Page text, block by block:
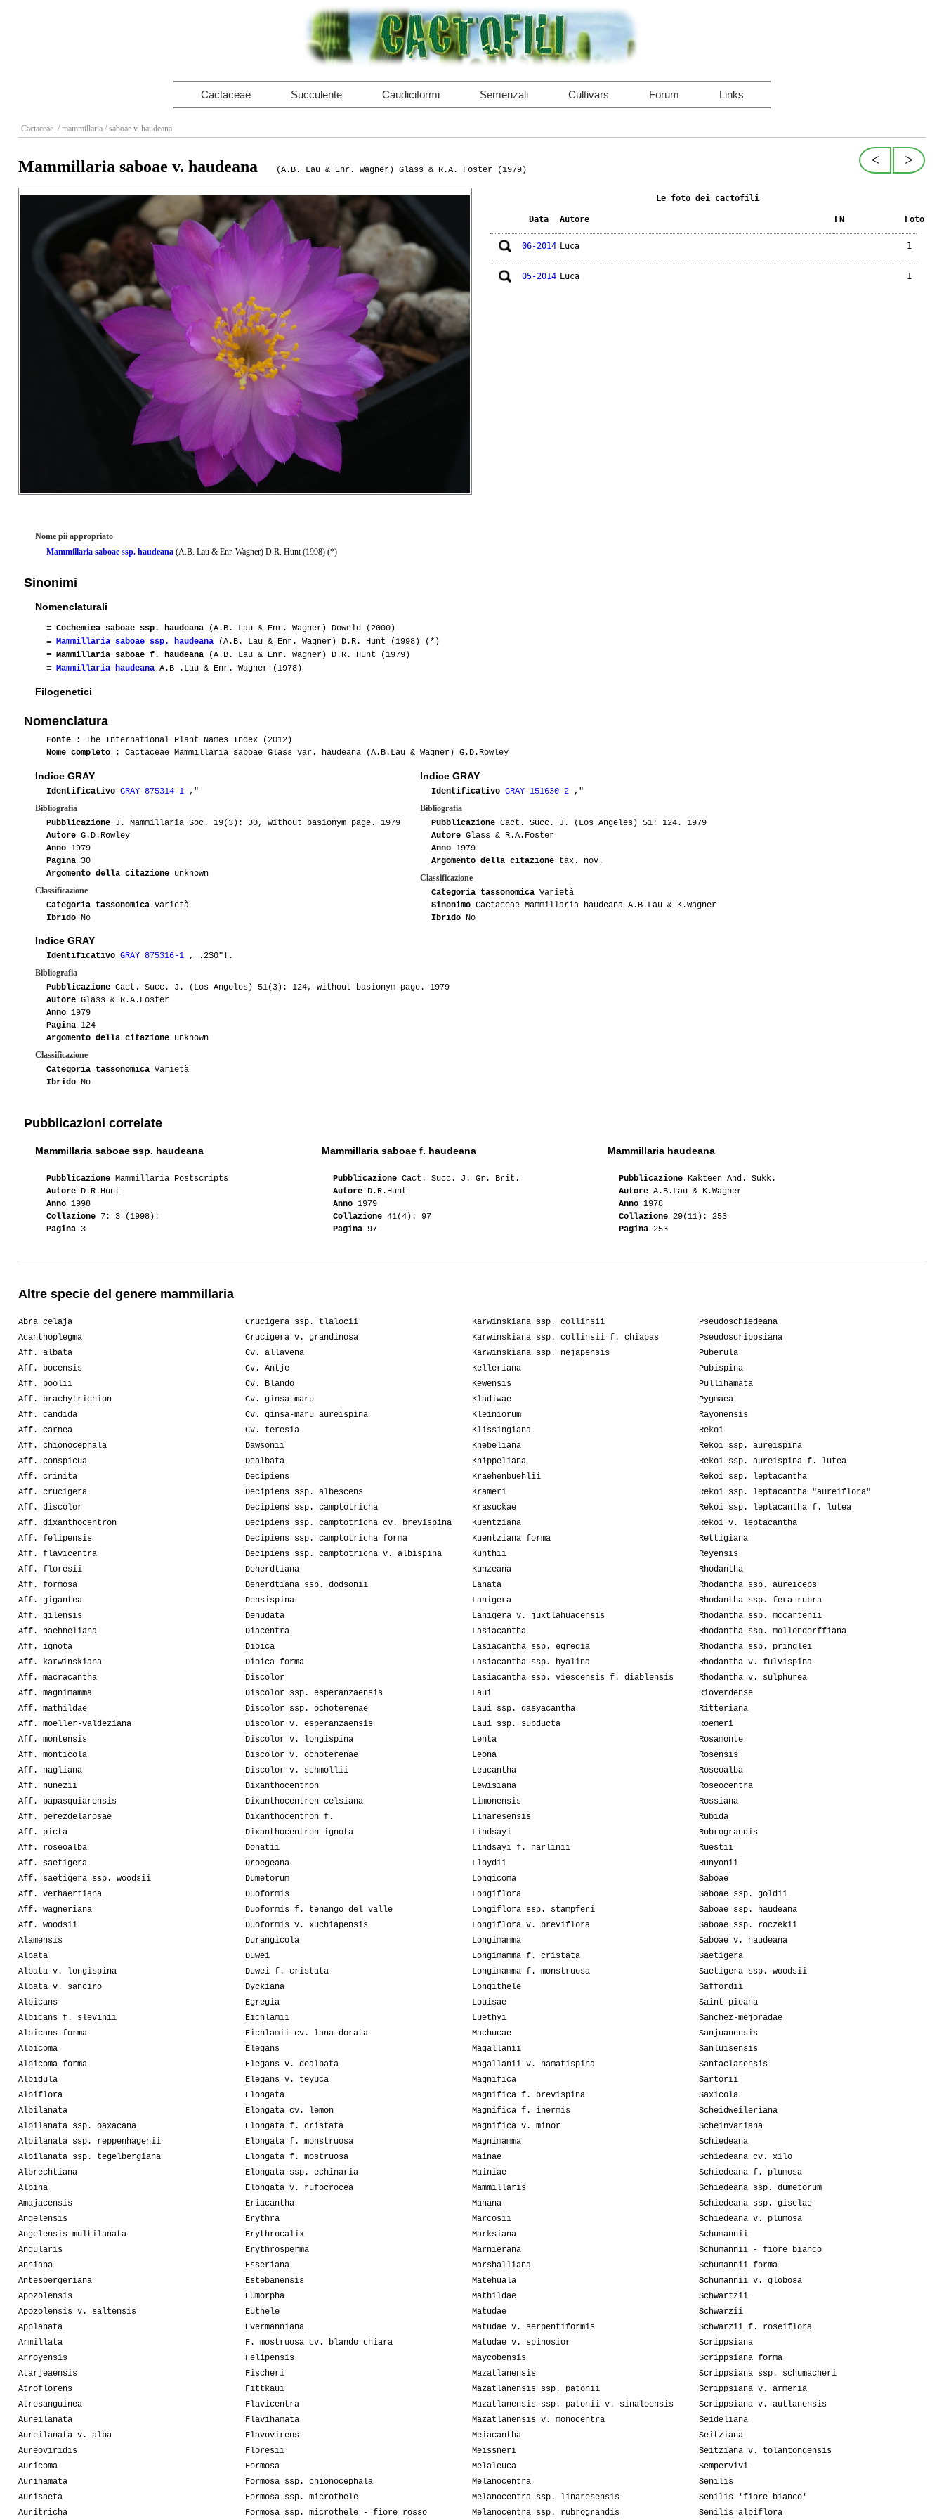
Cactaceae Succulente Caudiciformi Semenzali Cultivars Forum Links
Cactaceae / mammillaria / saboae v. haudeana
>
<
Mammillaria saboae v. haudeana (A.B. Lau & Enr. Wagner) Glass & R.A. Foster (1979)
Le foto dei cactofili
Data Autore FN Foto
06-2014 Luca 1
05-2014 Luca 1
Nome piì appropriato
Mammillaria saboae ssp. haudeana (A.B. Lau & Enr. Wagner) D.R. Hunt (1998) (*)
Sinonimi
Nomenclaturali
≡ Cochemiea saboae ssp. haudeana (A.B. Lau & Enr. Wagner) Doweld (2000)
≡ Mammillaria saboae ssp. haudeana (A.B. Lau & Enr. Wagner) D.R. Hunt (1998) (*)
≡ Mammillaria saboae f. haudeana (A.B. Lau & Enr. Wagner) D.R. Hunt (1979)
≡ Mammillaria haudeana A.B .Lau & Enr. Wagner (1978)
Filogenetici
Nomenclatura
Fonte : The International Plant Names Index (2012)
Nome completo : Cactaceae Mammillaria saboae Glass var. haudeana (A.B.Lau & Wagner) G.D.Rowley
Indice GRAY
Identificativo GRAY 875314-1 ,"
Bibliografia
Pubblicazione J. Mammillaria Soc. 19(3): 30, without basionym page. 1979
Autore G.D.Rowley
Anno 1979
Pagina 30
Argomento della citazione unknown
Classificazione
Categoria tassonomica Varietà
Ibrido No
Indice GRAY
Identificativo GRAY 151630-2 ,"
Bibliografia
Pubblicazione Cact. Succ. J. (Los Angeles) 51: 124. 1979
Autore Glass & R.A.Foster
Anno 1979
Argomento della citazione tax. nov.
Classificazione
Categoria tassonomica Varietà
Sinonimo Cactaceae Mammillaria haudeana A.B.Lau & K.Wagner
Ibrido No
Indice GRAY
Identificativo GRAY 875316-1 , .2$0"!.
Bibliografia
Pubblicazione Cact. Succ. J. (Los Angeles) 51(3): 124, without basionym page. 1979
Autore Glass & R.A.Foster
Anno 1979
Pagina 124
Argomento della citazione unknown
Classificazione
Categoria tassonomica Varietà
Ibrido No
Pubblicazioni correlate
Mammillaria saboae ssp. haudeana
Pubblicazione Mammillaria Postscripts
Autore D.R.Hunt
Anno 1998
Collazione 7: 3 (1998):
Pagina 3
Mammillaria saboae f. haudeana
PubblicazioneCact. Succ. J. Gr. Brit.
AutoreD.R.Hunt
Anno1979
Collazione41(4): 97
Pagina97
Mammillaria haudeana
Pubblicazione Kakteen And. Sukk.
Autore A.B.Lau & K.Wagner
Anno 1978
Collazione 29(11): 253
Pagina 253
Altre specie del genere mammillaria
Abra celaja
Acanthoplegma
Aff. albata
Aff. bocensis
Aff. boolii
Aff. brachytrichion
Aff. candida
Aff. carnea
Aff. chionocephala
Aff. conspicua
Aff. crinita
Aff. crucigera
Aff. discolor
Aff. dixanthocentron
Aff. felipensis
Aff. flavicentra
Aff. floresii
Aff. formosa
Aff. gigantea
Aff. gilensis
Aff. haehneliana
Aff. ignota
Aff. karwinskiana
Aff. macracantha
Aff. magnimamma
Aff. mathildae
Aff. moeller-valdeziana
Aff. montensis
Aff. monticola
Aff. nagliana
Aff. nunezii
Aff. papasquiarensis
Aff. perezdelarosae
Aff. picta
Aff. roseoalba
Aff. saetigera
Aff. saetigera ssp. woodsii
Aff. verhaertiana
Aff. wagneriana
Aff. woodsii
Alamensis
Albata
Albata v. longispina
Albata v. sanciro
Albicans
Albicans f. slevinii
Albicans forma
Albicoma
Albicoma forma
Albidula
Albiflora
Albilanata
Albilanata ssp. oaxacana
Albilanata ssp. reppenhagenii
Albilanata ssp. tegelbergiana
Albrechtiana
Alpina
Amajacensis
Angelensis
Angelensis multilanata
Angularis
Anniana
Antesbergeriana
Apozolensis
Apozolensis v. saltensis
Applanata
Armillata
Arroyensis
Atarjeaensis
Atroflorens
Atrosanguinea
Aureilanata
Aureilanata v. alba
Aureoviridis
Auricoma
Aurihamata
Aurisaeta
Auritricha
Crucigera ssp. tlalocii
Crucigera v. grandinosa
Cv. allavena
Cv. Antje
Cv. Blando
Cv. ginsa-maru
Cv. ginsa-maru aureispina
Cv. teresia
Dawsonii
Dealbata
Decipiens
Decipiens ssp. albescens
Decipiens ssp. camptotricha
Decipiens ssp. camptotricha cv. brevispina
Decipiens ssp. camptotricha forma
Decipiens ssp. camptotricha v. albispina
Deherdtiana
Deherdtiana ssp. dodsonii
Densispina
Denudata
Diacentra
Dioica
Dioica forma
Discolor
Discolor ssp. esperanzaensis
Discolor ssp. ochoterenae
Discolor v. esperanzaensis
Discolor v. longispina
Discolor v. ochoterenae
Discolor v. schmollii
Dixanthocentron
Dixanthocentron celsiana
Dixanthocentron f.
Dixanthocentron-ignota
Donatii
Droegeana
Dumetorum
Duoformis
Duoformis f. tenango del valle
Duoformis v. xuchiapensis
Durangicola
Duwei
Duwei f. cristata
Dyckiana
Egregia
Eichlamii
Eichlamii cv. lana dorata
Elegans
Elegans v. dealbata
Elegans v. teyuca
Elongata
Elongata cv. lemon
Elongata f. cristata
Elongata f. monstruosa
Elongata f. mostruosa
Elongata ssp. echinaria
Elongata v. rufocrocea
Eriacantha
Erythra
Erythrocalix
Erythrosperma
Esseriana
Estebanensis
Eumorpha
Euthele
Evermanniana
F. mostruosa cv. blando chiara
Felipensis
Fischeri
Fittkaui
Flavicentra
Flavihamata
Flavovirens
Floresii
Formosa
Formosa ssp. chionocephala
Formosa ssp. microthele
Formosa ssp. microthele - fiore rosso
Karwinskiana ssp. collinsii
Karwinskiana ssp. collinsii f. chiapas
Karwinskiana ssp. nejapensis
Kelleriana
Kewensis
Kladiwae
Kleiniorum
Klissingiana
Knebeliana
Knippeliana
Kraehenbuehlii
Krameri
Krasuckae
Kuentziana
Kuentziana forma
Kunthii
Kunzeana
Lanata
Lanigera
Lanigera v. juxtlahuacensis
Lasiacantha
Lasiacantha ssp. egregia
Lasiacantha ssp. hyalina
Lasiacantha ssp. viescensis f. diablensis
Laui
Laui ssp. dasyacantha
Laui ssp. subducta
Lenta
Leona
Leucantha
Lewisiana
Limonensis
Linaresensis
Lindsayi
Lindsayi f. narlinii
Lloydii
Longicoma
Longiflora
Longiflora ssp. stampferi
Longiflora v. breviflora
Longimamma
Longimamma f. cristata
Longimamma f. monstruosa
Longithele
Louisae
Luethyi
Machucae
Magallanii
Magallanii v. hamatispina
Magnifica
Magnifica f. brevispina
Magnifica f. inermis
Magnifica v. minor
Magnimamma
Mainae
Mainiae
Mammillaris
Manana
Marcosii
Marksiana
Marnierana
Marshalliana
Matehuala
Mathildae
Matudae
Matudae v. serpentiformis
Matudae v. spinosior
Maycobensis
Mazatlanensis
Mazatlanensis ssp. patonii
Mazatlanensis ssp. patonii v. sinaloensis
Mazatlanensis v. monocentra
Meiacantha
Meissneri
Melaleuca
Melanocentra
Melanocentra ssp. linaresensis
Melanocentra ssp. rubrograndis
Pseudoschiedeana
Pseudoscrippsiana
Puberula
Pubispina
Pullihamata
Pygmaea
Rayonensis
Rekoi
Rekoi ssp. aureispina
Rekoi ssp. aureispina f. lutea
Rekoi ssp. leptacantha
Rekoi ssp. leptacantha "aureiflora"
Rekoi ssp. leptacantha f. lutea
Rekoi v. leptacantha
Rettigiana
Reyensis
Rhodantha
Rhodantha ssp. aureiceps
Rhodantha ssp. fera-rubra
Rhodantha ssp. mccartenii
Rhodantha ssp. mollendorffiana
Rhodantha ssp. pringlei
Rhodantha v. fulvispina
Rhodantha v. sulphurea
Rioverdense
Ritteriana
Roemeri
Rosamonte
Rosensis
Roseoalba
Roseocentra
Rossiana
Rubida
Rubrograndis
Ruestii
Runyonii
Saboae
Saboae ssp. goldii
Saboae ssp. haudeana
Saboae ssp. roczekii
Saboae v. haudeana
Saetigera
Saetigera ssp. woodsii
Saffordii
Saint-pieana
Sanchez-mejoradae
Sanjuanensis
Sanluisensis
Santaclarensis
Sartorii
Saxicola
Scheidweileriana
Scheinvariana
Schiedeana
Schiedeana cv. xilo
Schiedeana f. plumosa
Schiedeana ssp. dumetorum
Schiedeana ssp. giselae
Schiedeana v. plumosa
Schumannii
Schumannii - fiore bianco
Schumannii forma
Schumannii v. globosa
Schwartzii
Schwarzii
Schwarzii f. roseiflora
Scrippsiana
Scrippsiana forma
Scrippsiana ssp. schumacheri
Scrippsiana v. armeria
Scrippsiana v. autlanensis
Seideliana
Seitziana
Seitziana v. tolantongensis
Sempervivi
Senilis
Senilis 'fiore bianco'
Senilis albiflora